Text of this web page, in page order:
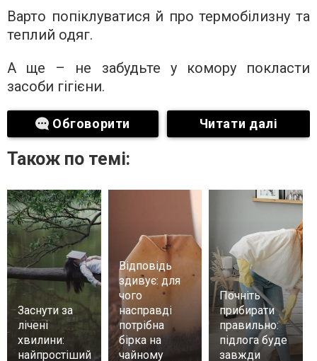
Варто попіклуватися й про термобілизну та
теплий одяг.
А ще – не забудьте у комору покласти
засоби гігієни.
Обговорити Читати далі
Також по темі:
Заснути за
лічені
хвилини:
найпростіший
Відповідь
здивує: для
чого
насправді
потрібна
бірка на
чайному
Почніть
прибирати
правильно:
підлога буде
завжди